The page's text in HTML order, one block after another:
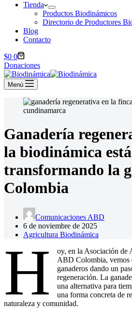
Tienda
Productos Biodinámicos
Directorio de Productores
Blog
Contacto
Carro
de
compra
$0 0
Donaciones
Menú
Ganadería
la biodinámica está
transformando la
Colombia
Comunicaciones ABD
6 de noviembre de 2025
Agricultura Biodinámica
H
oy, en la Asociación de
ABD Colombia, vemos
ganaderos dando un
regeneración. La
una alternativa para
una forma concreta de
naturaleza y comunidad.